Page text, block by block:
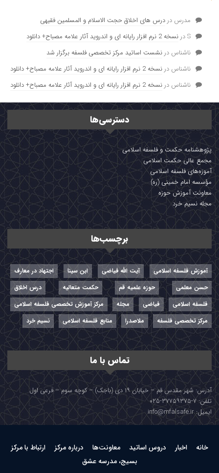
مدرس در درس های اخلاق حجت الاسلام و المسلمین فقیهی
Sدر نسخه 2 نرم افزار رایانه ای و اندروید آثار علامه مصباح+ دانلود
ناشناس در نشست اساتید مرکز تخصصی فلسفه برگزار شد
ناشناس در نسخه 2 نرم افزار رایانه ای و اندروید آثار علامه مصباح+ دانلود
ناشناس در نسخه 2 نرم افزار رایانه ای و اندروید آثار علامه مصباح+ دانلود
دسترسی‌ها
پژوهشنامه حکمت و فلسفه اسلامی
مجمع عالی حکمت اسلامی
آموزه‌های فلسفه اسلامی
مؤسسه امام خمینی (ره)
معاونت آموزش حوزه
مجله نسیم خرد
برچسب‌ها
آموزش فلسفه اسلامی آیت الله فیاضی ابن سینا
اجتهاد در معارف
حسن معلمی
حوزه علمیه قم حکمت متعالیه
درس اخلاق
فلسفه اسلامی
فیاضی مجله
مرکز آموزش تخصصی فلسفه اسلامی
مرکز تخصصی فلسفه
ملاصدرا منابع فلسفه اسلامی نسیم خرد
تماس با ما
آدرس: شهر مقدس قم – خیابان ۱۹ دی (باجک) – کوچه سوم – فرعی اول
تلفن: ۷-۳۷۷۵۹۳۷۵-۰۲۵
ایمیل: info@mfalsafe.ir
خانه اخبار دروس اساتید معاونت‌ها درباره مرکز
ارتباط با مرکز
بسیج، مدرسه عشق